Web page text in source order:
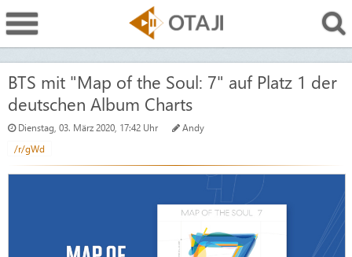
BTS mit "Map of the Soul: 7" auf Platz 1 der
deutschen Album Charts
Dienstag, 03. März 2020, 17:42 Uhr
Andy
/r/gWd